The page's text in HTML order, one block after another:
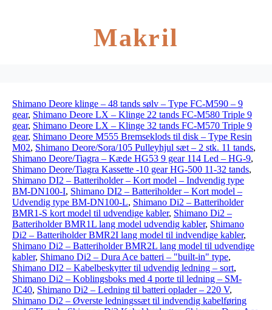
Makril
Shimano Deore klinge – 48 tands sølv – Type FC-M590 – 9
gear, Shimano Deore LX – Klinge 22 tands FC-M580 Triple 9
gear, Shimano Deore LX – Klinge 32 tands FC-M570 Triple 9
gear, Shimano Deore M555 Bremseklods til disk – Type Resin
M02, Shimano Deore/Sora/105 Pulleyhjul sæt – 2 stk. 11 tands,
Shimano Deore/Tiagra – Kæde HG53 9 gear 114 Led – HG-9,
Shimano Deore/Tiagra Kassette -10 gear HG-500 11-32 tands,
Shimano DI2 – Batteriholder – Kort model – Indvendig type
BM-DN100-I, Shimano DI2 – Batteriholder – Kort model –
Udvendig type BM-DN100-L, Shimano Di2 – Batteriholder
BMR1-S kort model til udvendige kabler, Shimano Di2 –
Batteriholder BMR1L lang model udvendig kabler, Shimano
Di2 – Batteriholder BMR2I lang model til indvendige kabler,
Shimano Di2 – Batteriholder BMR2L lang model til udvendige
kabler, Shimano Di2 – Dura Ace batteri – "built-in" type,
Shimano DI2 – Kabelbeskytter til udvendig ledning – sort,
Shimano Di2 – Koblingsboks med 4 porte til ledning – SM-
JC40, Shimano Di2 – Ledning til batteri oplader – 220 V,
Shimano Di2 – Øverste ledningssæt til indvendig kabelføring